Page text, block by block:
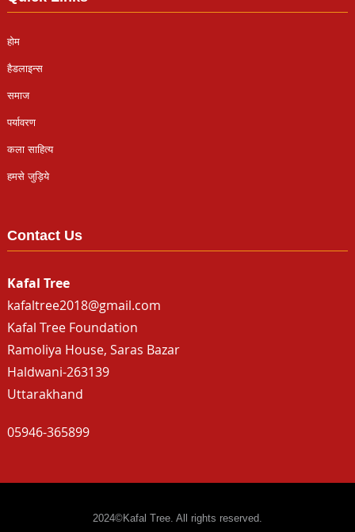
होम
हैडलाइन्स
समाज
पर्यावरण
कला साहित्य
हमसे जुड़िये
Contact Us
Kafal Tree
kafaltree2018@gmail.com
Kafal Tree Foundation
Ramoliya House, Saras Bazar
Haldwani-263139
Uttarakhand
05946-365899
2024©Kafal Tree. All rights reserved.